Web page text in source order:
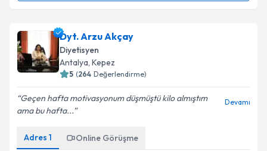
Dyt. Rumeysa Onatiçin randevu takvimi talebi
oluşturun. Size bu uzmandan randevu almanız için bir
takvim hazırlandığında e-posta ile bilgilendireceğiz.
Kişisel verilerimin işlenmesine ilişkin
Dyt. Arzu Akçay
Diyetisyen
Antalya, Kepez
5 (264 Değerlendirme)
Geçen hafta motivasyonum düşmüştü kilo almıştım
ama bu hafta...
Devamı
Adres 1 Online Görüşme